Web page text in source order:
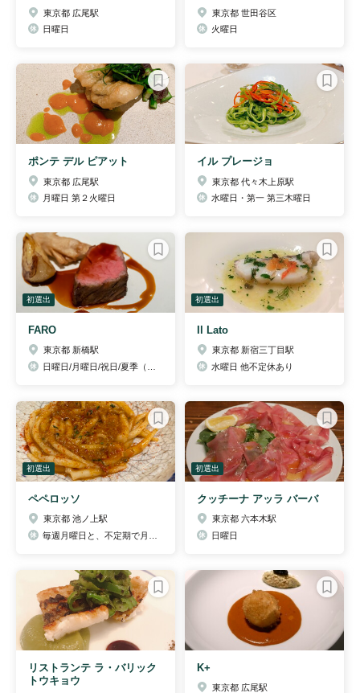
東京都 広尾駅
日曜日
東京都 世田谷区
火曜日
ポンテ デル ピアット
東京都 広尾駅
月曜日 第２火曜日
イル プレージョ
東京都 代々木上原駅
水曜日・第一 第三木曜日
初選出
FARO
東京都 新橋駅
初選出
Il Lato
東京都 新宿三丁目駅
水曜日 他不定休あり
初選出
ペペロッソ
東京都 池ノ上駅
初選出
クッチーナ アッラ バーバ
東京都 六本木駅
日曜日
リストランテ ラ・バリック
トウキョウ
K+
東京都 広尾駅